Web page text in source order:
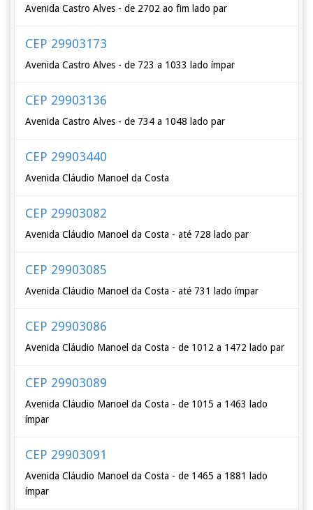
Avenida Castro Alves - de 2702 ao fim lado par
CEP 29903173
Avenida Castro Alves - de 723 a 1033 lado ímpar
CEP 29903136
Avenida Castro Alves - de 734 a 1048 lado par
CEP 29903440
Avenida Cláudio Manoel da Costa
CEP 29903082
Avenida Cláudio Manoel da Costa - até 728 lado par
CEP 29903085
Avenida Cláudio Manoel da Costa - até 731 lado ímpar
CEP 29903086
Avenida Cláudio Manoel da Costa - de 1012 a 1472 lado par
CEP 29903089
Avenida Cláudio Manoel da Costa - de 1015 a 1463 lado
ímpar
CEP 29903091
Avenida Cláudio Manoel da Costa - de 1465 a 1881 lado
ímpar